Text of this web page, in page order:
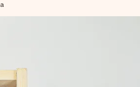
blitzschnell – damit du es genau zum